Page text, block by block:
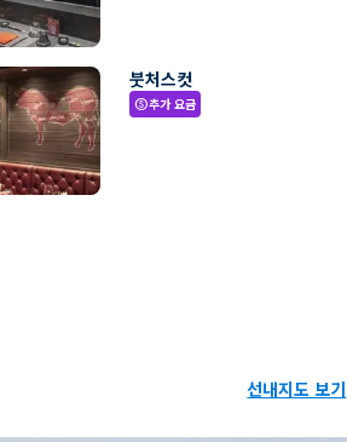
붓처스컷
paid추가 요금
선내지도 보기